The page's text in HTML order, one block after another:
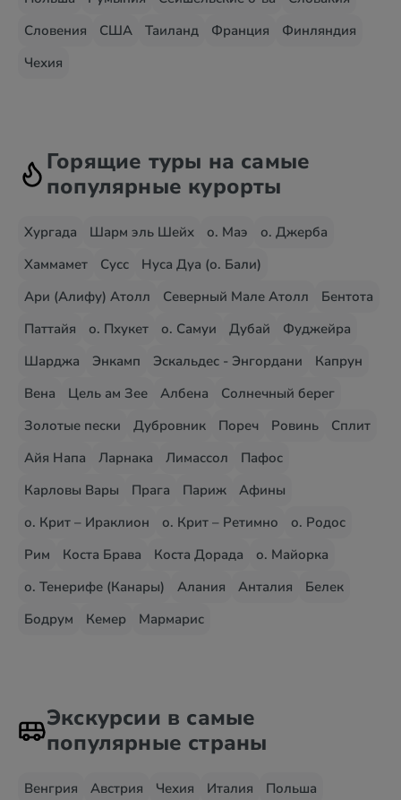
Словения
США Таиланд Франция
Финляндия
Чехия
Горящие туры на самые
популярные курорты
Хургада Шарм эль Шейх о. Маэ
о. Джерба
Хаммамет
Сусс
Нуса Дуа (о. Бали)
Ари (Алифу) Атолл
Северный Мале Атолл
Бентота
Паттайя
о. Пхукет о. Самуи Дубай
Фуджейра
Шарджа
Энкамп Эскальдес - Энгордани
Капрун
Вена
Цель ам Зее Албена
Солнечный берег
Золотые пески
Дубровник Пореч Ровинь
Сплит
Айя Напа
Ларнака Лимассол
Пафос
Карловы Вары
Прага Париж
Афины
о. Крит – Ираклион
о. Крит – Ретимно
о. Родос
Рим
Коста Брава Коста Дорада
о. Майорка
о. Тенерифе (Канары)
Алания Анталия
Белек
Бодрум
Кемер Мармарис
Экскурсии в самые
популярные страны
Венгрия Австрия Чехия Италия
Польша